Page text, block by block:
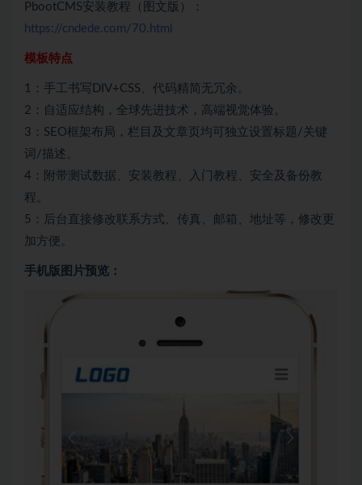
PbootCMS安装教程（图文版）：
https://cndede.com/70.html
模板特点
1：手工书写DIV+CSS、代码精简无冗余。
2：自适应结构，全球先进技术，高端视觉体验。
3：SEO框架布局，栏目及文章页均可独立设置标题/关键
词/描述。
4：附带测试数据、安装教程、入门教程、安全及备份教
程。
5：后台直接修改联系方式、传真、邮箱、地址等，修改更
加方便。
手机版图片预览：